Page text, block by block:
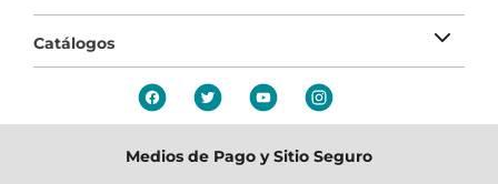
Catálogos
Medios de Pago y Sitio Seguro